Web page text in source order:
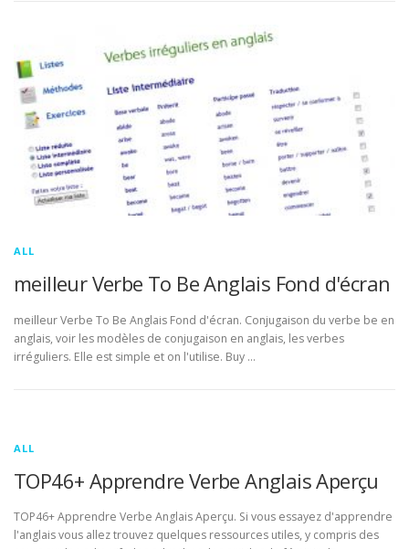
ALL
meilleur Verbe To Be Anglais Fond d'écran
meilleur Verbe To Be Anglais Fond d'écran. Conjugaison du verbe be en
anglais, voir les modèles de conjugaison en anglais, les verbes
irréguliers. Elle est simple et on l'utilise. Buy …
ALL
TOP46+ Apprendre Verbe Anglais Aperçu
TOP46+ Apprendre Verbe Anglais Aperçu. Si vous essayez d'apprendre
l'anglais vous allez trouvez quelques ressources utiles, y compris des